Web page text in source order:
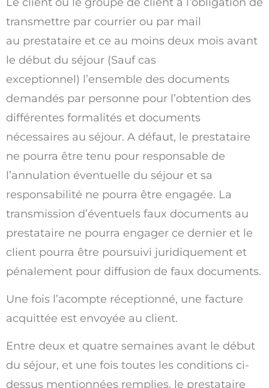
transmettre par courrier ou par mail
au prestataire et ce au moins deux mois avant
le début du séjour (Sauf cas
exceptionnel) l’ensemble des documents
demandés par personne pour l’obtention des
différentes formalités et documents
nécessaires au séjour. A défaut, le prestataire
ne pourra être tenu pour responsable de
l’annulation éventuelle du séjour et sa
responsabilité ne pourra être engagée. La
transmission d’éventuels faux documents au
prestataire ne pourra engager ce dernier et le
client pourra être poursuivi juridiquement et
pénalement pour diffusion de faux documents.
Une fois l’acompte réceptionné, une facture
acquittée est envoyée au client.
Entre deux et quatre semaines avant le début
du séjour, et une fois toutes les conditions ci-
dessus mentionnées remplies, le prestataire